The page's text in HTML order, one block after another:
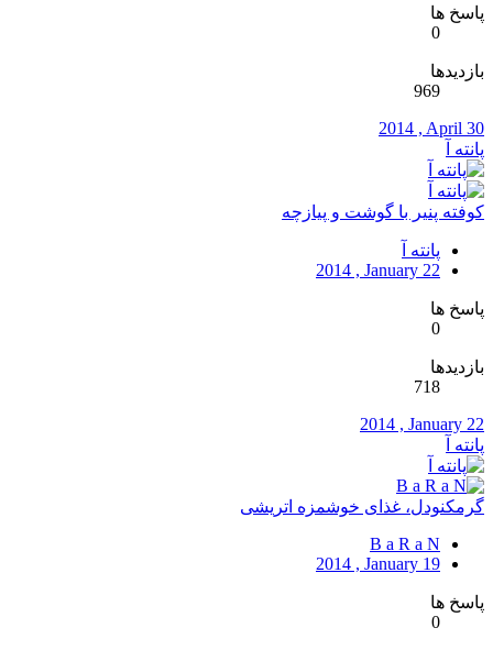
پاسخ ها
0
بازدیدها
969
2014 , April 30
پانته آ
کوفته پنیر با گوشت و پیازچه
پانته آ
2014 , January 22
پاسخ ها
0
بازدیدها
718
2014 , January 22
پانته آ
گرمکنودل، غذای خوشمزه اتریشی
B a R a N
2014 , January 19
پاسخ ها
0